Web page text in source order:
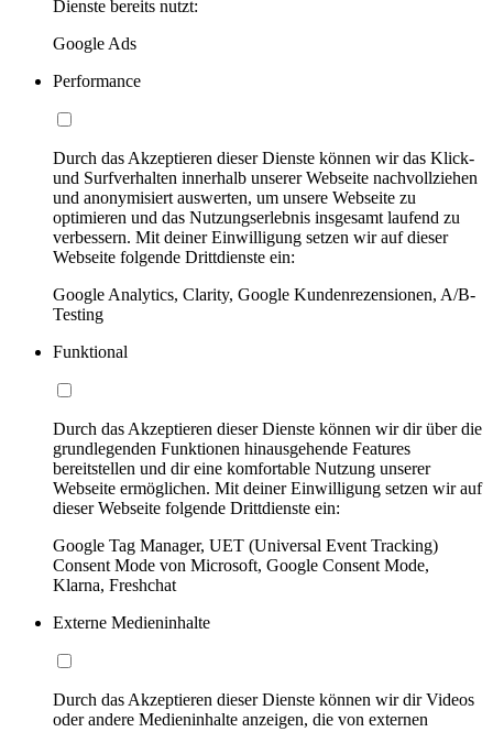
Dienste bereits nutzt:
Google Ads
Performance
Durch das Akzeptieren dieser Dienste können wir das Klick-
und Surfverhalten innerhalb unserer Webseite nachvollziehen
und anonymisiert auswerten, um unsere Webseite zu
optimieren und das Nutzungserlebnis insgesamt laufend zu
verbessern. Mit deiner Einwilligung setzen wir auf dieser
Webseite folgende Drittdienste ein:
Google Analytics, Clarity, Google Kundenrezensionen, A/B-
Testing
Funktional
Durch das Akzeptieren dieser Dienste können wir dir über die
grundlegenden Funktionen hinausgehende Features
bereitstellen und dir eine komfortable Nutzung unserer
Webseite ermöglichen. Mit deiner Einwilligung setzen wir auf
dieser Webseite folgende Drittdienste ein:
Google Tag Manager, UET (Universal Event Tracking)
Consent Mode von Microsoft, Google Consent Mode,
Klarna, Freshchat
Externe Medieninhalte
Durch das Akzeptieren dieser Dienste können wir dir Videos
oder andere Medieninhalte anzeigen, die von externen